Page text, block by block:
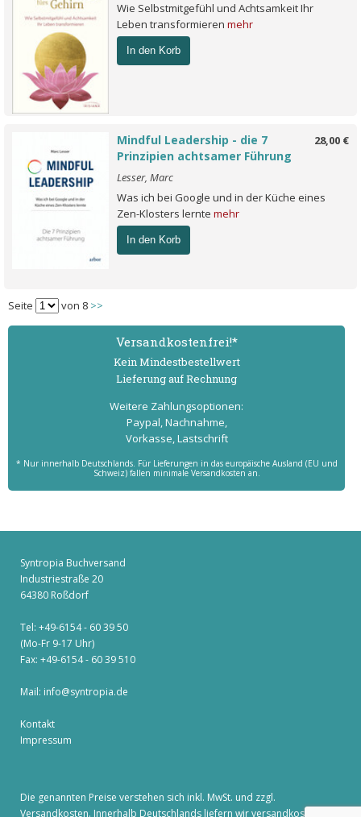
Wie Selbstmitgefühl und Achtsamkeit Ihr
Leben transformieren mehr
In den Korb
28,00 €
Mindful Leadership - die 7
Prinzipien achtsamer Führung
Lesser, Marc
Was ich bei Google und in der Küche eines
Zen-Klosters lernte mehr
In den Korb
Seite von 8 >>
Versand­kostenfrei!*
Kein Mindest­bestell­wert
Lieferung auf Rechnung
Weitere Zahlungs­optionen:
Paypal, Nachnahme,
Vorkasse, Lastschrift
* Nur innerhalb Deutschlands. Für Lieferungen in das europäische Ausland (EU und
Schweiz) fallen minimale Versandkosten an.
Syntropia Buchversand
Industriestraße 20
64380 Roßdorf
Tel: +49-6154 - 60 39 50
(Mo-Fr 9-17 Uhr)
Fax: +49-6154 - 60 39 510
Mail: info@syntropia.de
Kontakt
Impressum
Die genannten Preise verstehen sich inkl. MwSt. und zzgl.
Versandkosten. Innerhalb Deutschlands liefern wir versandkostenfrei!